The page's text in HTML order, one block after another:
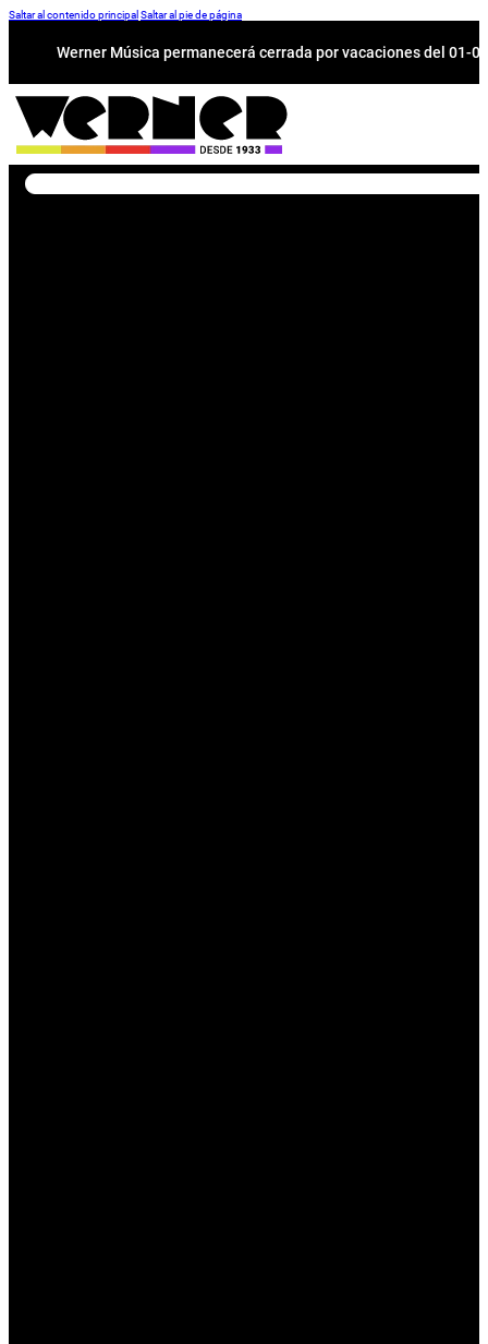
Saltar al contenido principal Saltar al pie de página
Werner Música permanecerá cerrada por vacaciones del 01-
Buscar